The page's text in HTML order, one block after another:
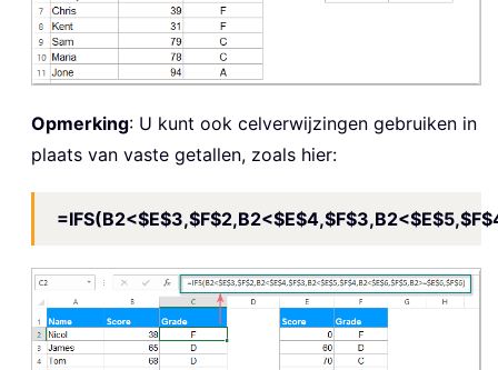
Opmerking: U kunt ook celverwijzingen gebruiken in
plaats van vaste getallen, zoals hier: